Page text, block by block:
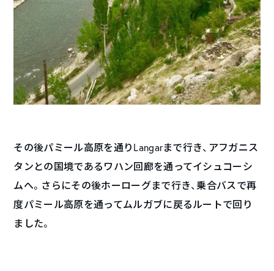
その後パミール高原を通りLangarまで行き、アフガニス
タンとの国境であるワハン回廊を通ってイシュコーシ
ムへ。さらにその後ホーローグまで行き、乗合バスで再
度パミール高原を通ってムルガブに戻るルートで回り
ました。